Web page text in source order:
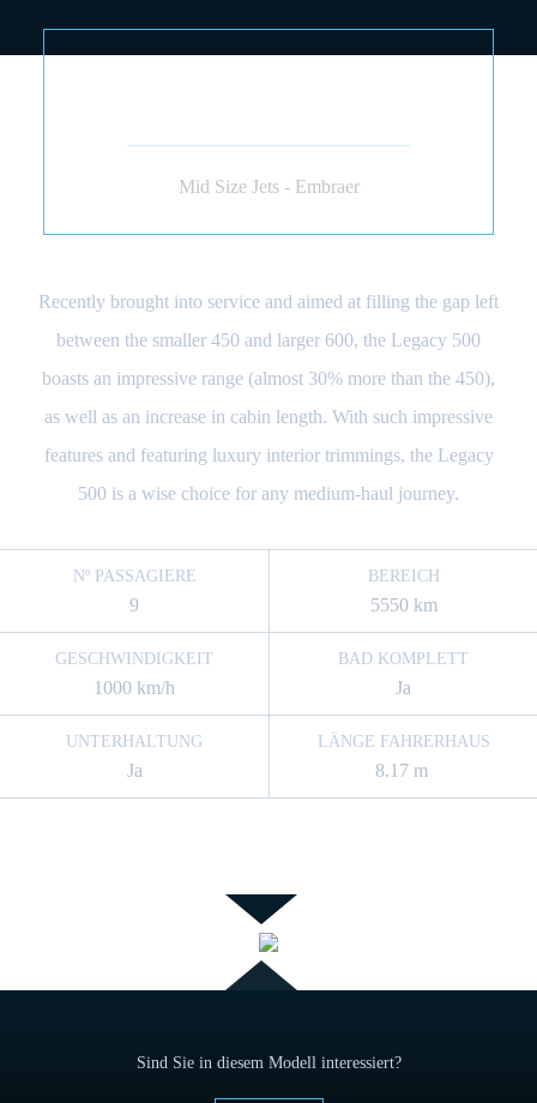
Mid Size Jets - Embraer
Recently brought into service and aimed at filling the gap left
between the smaller 450 and larger 600, the Legacy 500
boasts an impressive range (almost 30% more than the 450),
as well as an increase in cabin length. With such impressive
features and featuring luxury interior trimmings, the Legacy
500 is a wise choice for any medium-haul journey.
Nº PASSAGIERE
9
BEREICH
5550 km
GESCHWINDIGKEIT
1000 km/h
BAD KOMPLETT
Ja
UNTERHALTUNG
Ja
LÄNGE FAHRERHAUS
8.17 m
Sind Sie in diesem Modell interessiert?